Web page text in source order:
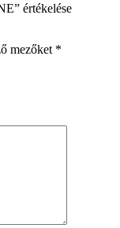
értékelése
mezőket *